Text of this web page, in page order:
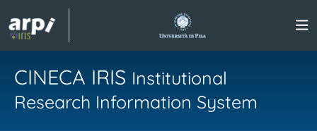
CINECA IRIS Institutional
Research Information System